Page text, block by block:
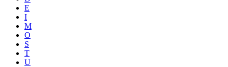
E
I
M
O
S
T
U